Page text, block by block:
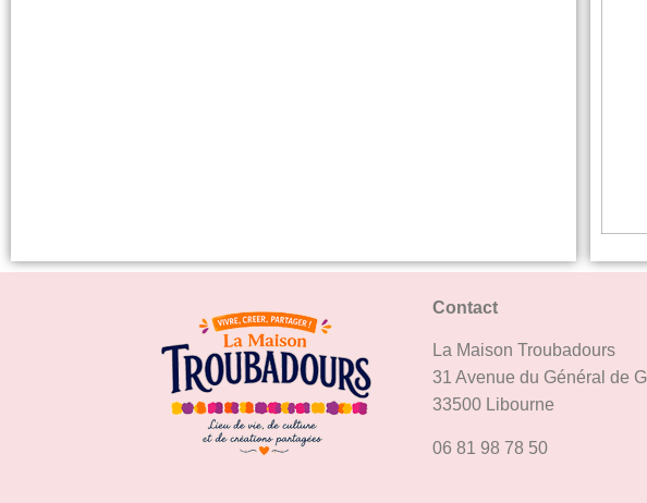
Contact
La Maison Troubadours
31 Avenue du Général de
33500 Libourne
06 81 98 78 50